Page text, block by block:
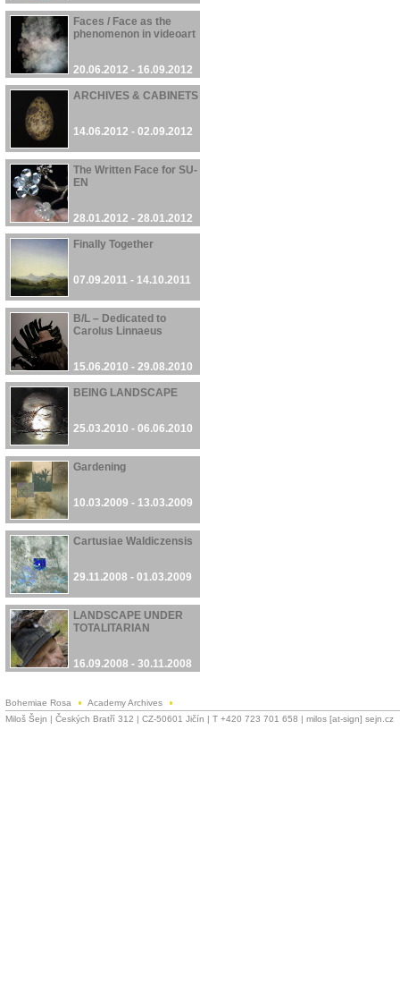
23.10.2012 - 24.10.2012
Faces / Face as the
phenomenon in videoart
20.06.2012 - 16.09.2012
ARCHIVES & CABINETS
14.06.2012 - 02.09.2012
The Written Face for SU-
EN
28.01.2012 - 28.01.2012
Finally Together
07.09.2011 - 14.10.2011
B/L – Dedicated to
Carolus Linnaeus
15.06.2010 - 29.08.2010
BEING LANDSCAPE
25.03.2010 - 06.06.2010
Gardening
10.03.2009 - 13.03.2009
Cartusiae Waldiczensis
29.11.2008 - 01.03.2009
LANDSCAPE UNDER
TOTALITARIAN
16.09.2008 - 30.11.2008
Bohemiae Rosa
Academy Archives
Miloš Šejn | Českých Bratří 312 | CZ-50601 Jičín | T +420 723 701 658 | milos [at-sign] sejn.cz